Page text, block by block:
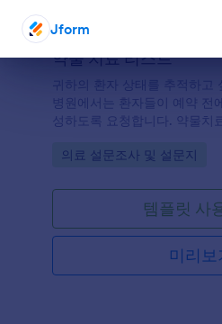
Jform
대화 종료약물 치료 리스트
귀하의 환자 상태를 추적하고
병원에서는 환자들이 예약 전
성하도록 요청합니다. 약물치
와 비타민 등을 포함하는 환자
니다.
Go to Category:
의료 설문조사 및 설문지
템플릿 사
미리보